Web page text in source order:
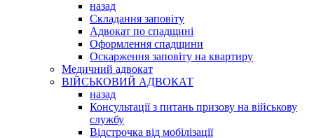
назад
Складання заповіту
Адвокат по спадщині
Оформлення спадщини
Оскарження заповіту на квартиру
Медичний адвокат
ВІЙСЬКОВИЙ АДВОКАТ
назад
Консультації з питань призову на військову
службу
Відстрочка від мобілізації